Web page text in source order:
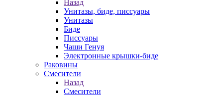
Назад
Унитазы, биде, писсуары
Унитазы
Биде
Писсуары
Чаши Генуя
Электронные крышки-биде
Раковины
Смесители
Назад
Смесители